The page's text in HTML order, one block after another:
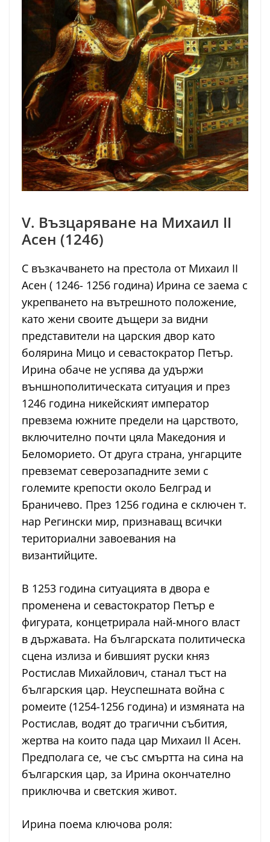
V. Възцаряване на Михаил II
Асен (1246)
С възкачването на престола от Михаил II
Асен ( 1246- 1256 година) Ирина се заема с
укрепването на вътрешното положение,
като жени своите дъщери за видни
представители на царския двор като
болярина Мицо и севастократор Петър.
Ирина обаче не успява да удържи
външнополитическата ситуация и през
1246 година никейският император
превзема южните предели на царството,
включително почти цяла Македония и
Беломорието. От друга страна, унгарците
превземат северозападните земи с
големите крепости около Белград и
Браничево. През 1256 година е сключен т.
нар Регински мир, признаващ всички
териториални завоевания на
византийците.
В 1253 година ситуацията в двора е
променена и севастократор Петър е
фигурата, концетрирала най-много власт
в държавата. На българската политическа
сцена излиза и бившият руски княз
Ростислав Михайлович, станал тъст на
българския цар. Неуспешната война с
ромеите (1254-1256 година) и измяната на
Ростислав, водят до трагични събития,
жертва на които пада цар Михаил II Асен.
Предполага се, че със смъртта на сина на
българския цар, за Ирина окончателно
приключва и светския живот.
Ирина поема ключова роля: